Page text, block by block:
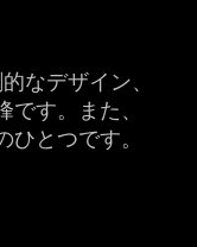
なデザイン、
す。また、
とつです。